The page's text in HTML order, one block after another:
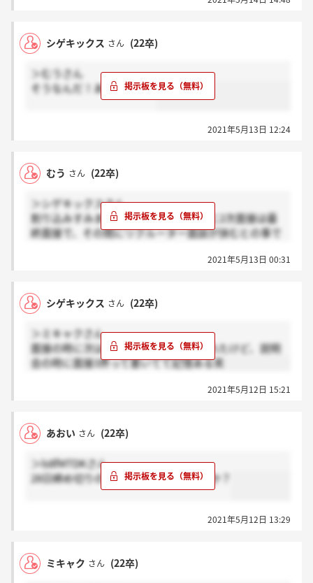
シゲキックス さん (22卒)
＞むうさん
そうなんだ！ありがとう！
2021年5月13日 12:24
むう さん (22卒)
＞シゲキックスさん
割り込みすみません。先日面接の終盤に2次面接は最
終面接で、その間にリクルーター面談が挟むとの事で
2021年5月13日 00:31
シゲキックス さん (22卒)
＞ミキャクさん
面接の時に次はリクルーターとは言われたけど、説明
会の時に面接3界って書いてて記憶ある笑
2021年5月12日 15:21
あおい さん (22卒)
＞ls8fMTDKさん
28日締め切りのESって帰ってきましたか？
2021年5月12日 13:29
ミキャク さん (22卒)